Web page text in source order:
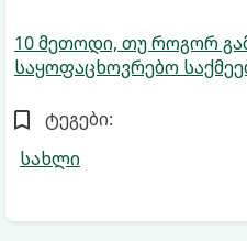
10 მეთოდი, თუ როგორ
საყოფაცხოვრებო
ტეგები:
სახლი